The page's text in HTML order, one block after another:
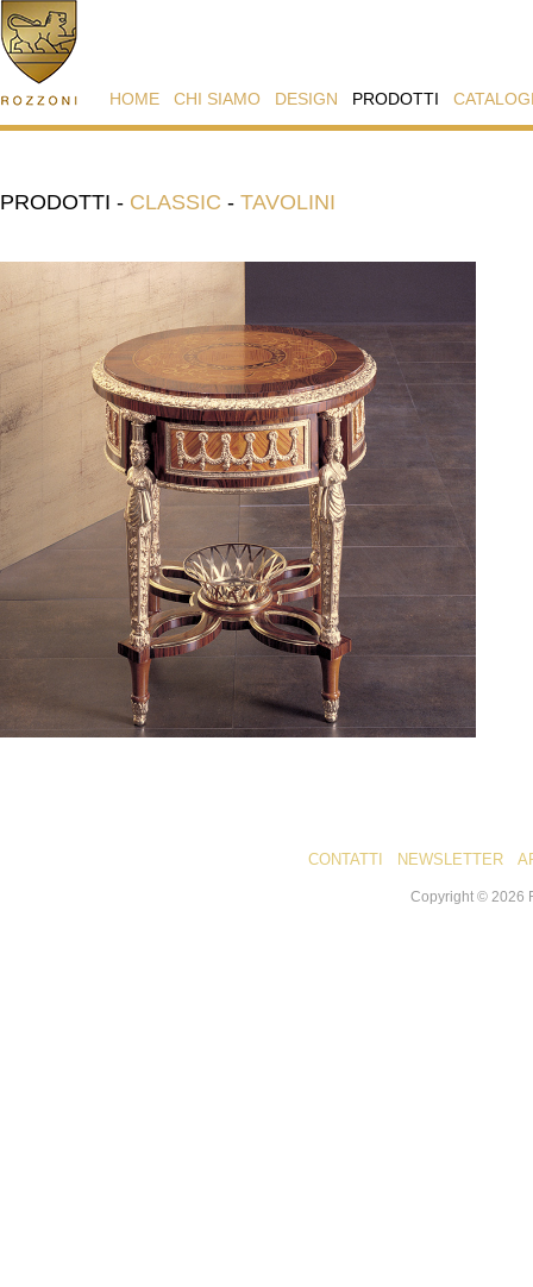
HOME CHI SIAMO DESIGN PRODOTTI
PRODOTTI - CLASSIC - TAVOLINI
CONTATTI NEWSLETTER
Copyright © 2026